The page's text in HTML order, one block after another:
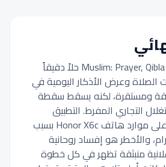
يقدم تطبيق Muslim: Prayer, Qibla Finder حلاً دقيقاً
الصلاة وعرض الأذكار اليومية في
ومستقرة، لكنه يسقط سقطة
التجاري المفرط. التطبيق
يفرض ضريبة ثقيلة على موارد هاتف Honor X6c بسبب
والأخطر هو إفساد روحانية
منبثقة تظهر في كل خطوة